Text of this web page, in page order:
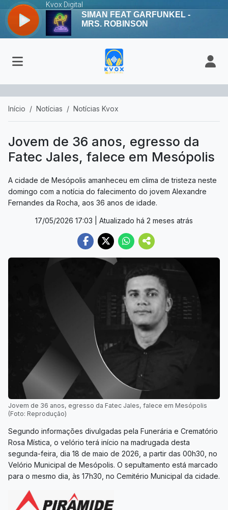
Início Notícias Notícias Kvox
Jovem de 36 anos, egresso da
Fatec Jales, falece em Mesópolis
A cidade de Mesópolis amanheceu em clima de tristeza neste
domingo com a notícia do falecimento do jovem Alexandre
Fernandes da Rocha, aos 36 anos de idade.
17/05/2026 17:03 | Atualizado há 2 meses atrás
Jovem de 36 anos, egresso da Fatec Jales, falece em Mesópolis
(Foto: Reprodução)
Segundo informações divulgadas pela Funerária e Crematório
Rosa Mística, o velório terá início na madrugada desta
segunda-feira, dia 18 de maio de 2026, a partir das 00h30, no
Velório Municipal de Mesópolis. O sepultamento está marcado
para o mesmo dia, às 17h30, no Cemitério Municipal da cidade.